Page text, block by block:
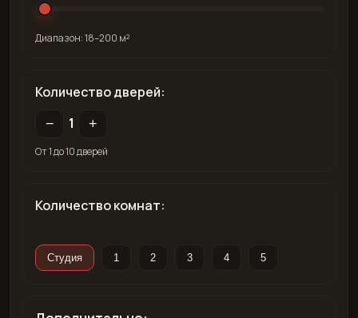
Диапазон: 18–200 м²
Количество дверей:
− 1 +
От 1 до 10 дверей
Количество комнат:
Студия 1 2 3 4 5